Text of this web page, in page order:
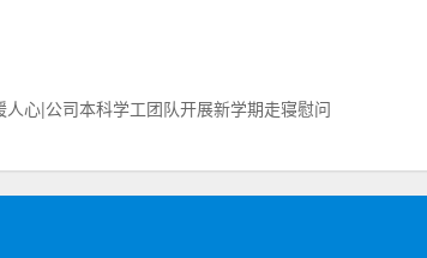
心|公司本科学工团队开展新学期走寝慰问